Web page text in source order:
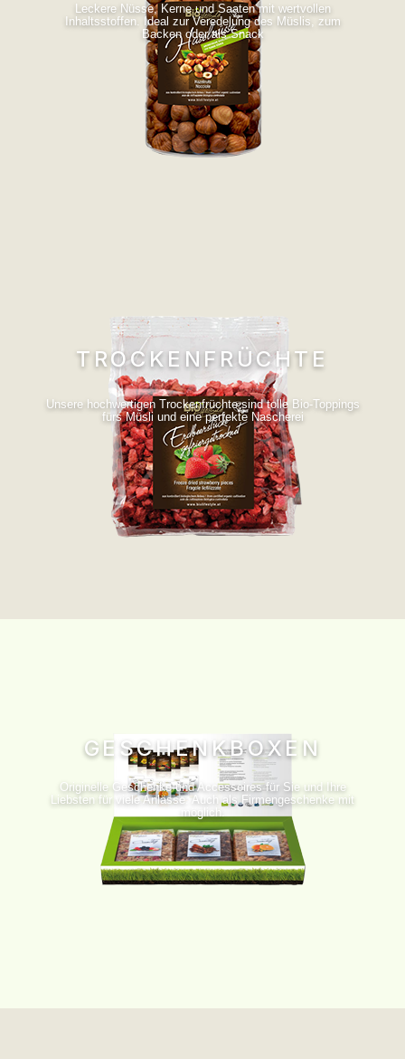
Leckere Nüsse, Kerne und Saaten mit wertvollen
Inhaltsstoffen. Ideal zur Veredelung des Müslis, zum
Backen oder als Snack
TROCKENFRÜCHTE
Unsere hochwertigen Trockenfrüchte sind tolle Bio-Toppings
fürs Müsli und eine perfekte Nascherei
GESCHENKBOXEN
Originelle Geschenke und Accessoires für Sie und Ihre
Liebsten für viele Anlässe. Auch als Firmengeschenke mit
möglich.